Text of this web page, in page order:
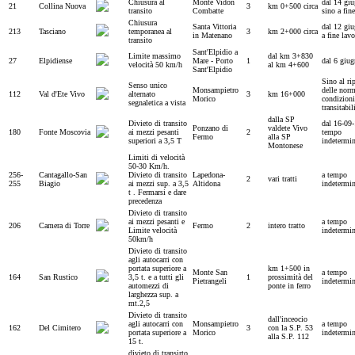
21 Collina Nuova
Chiusura al
transito
Monte Vidon
Combatte
3 km 0+500 circa dal 14
sino a
213 Tasciano
Chiusura
temporanea al
transito
Santa Vittoria
in Matenano
3 km 2+000 circa
dal 12
a fine
27 Elpidiense
Limite massimo
velocità 50 km/h
Sant'Elpidio a
Mare - Porto
Sant'Elpidio
1
dal km 3+830
al km 4+600
dal 6
112 Val d'Ete Vivo
Senso unico
alternato
segnaletica a vista
Monsampietro
Morico
3 km 16+000
Sino al
delle
180 Fonte Moscovia
Divieto di transito
ai mezzi pesanti
superiori a 3,5 T
Ponzano di
Fermo
2
dalla SP
valdete Vivo
alla SP
Montonese
dal 16-
tempo
256-
255
Cantagallo-San
Biagio
Limiti di velocità
50-30 Km/h.
Divieto di transito
ai mezzi sup. a 3,5
t . Fermarsi e dare
precedenza
Lapedona-
Altidona
2 vari tratti
a tempo
206 Camera di Torre
Divieto di transito
ai mezzi pesanti e
Limite velocità
50km/h
Fermo 2 intero tratto
a tempo
164 San Rustico
Divieto di transito
agli autocarri con
portata superiore a
3,5 t. e a tutti gli
automezzi di
larghezza sup. a
mt.2,5
Monte San
Pietrangeli
1
km 1+500 in
prossimità del
ponte in ferro
a tempo
162 Del Cimitero
Divieto di transito
agli autocarri con
portata superiore a
15 t.
Monsampietro
Morico
3
dall'inceocio
con la S.P. 53
alla S.P. 112
a tempo
divieto di transirto